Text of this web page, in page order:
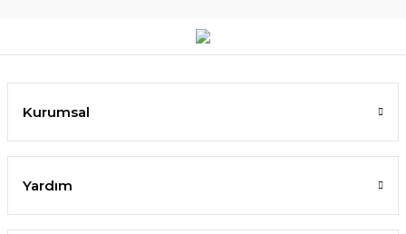
Kurumsal
Yardım